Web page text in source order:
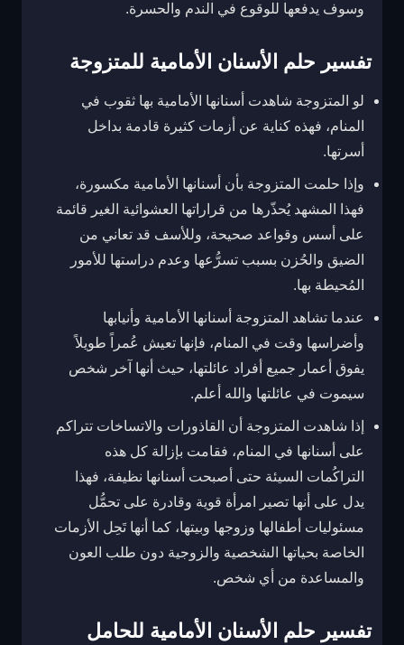
وسوف يدفعها للوقوع في الندم والحسرة.
تفسير حلم الأسنان الأمامية للمتزوجة
لو المتزوجة شاهدت أسنانها الأمامية بها ثقوب في
المنام، فهذه كناية عن أزمات كثيرة قادمة بداخل
أسرتها.
وإذا حلمت المتزوجة بأن أسنانها الأمامية مكسورة،
فهذا المشهد يُحذّرها من قراراتها العشوائية الغير قائمة
على أسس وقواعد صحيحة، وللأسف قد تعاني من
الضيق والحُزن بسبب تسرُّعها وعدم دراستها للأمور
المُحيطة بها.
عندما تشاهد المتزوجة أسنانها الأمامية وأنيابها
وأضراسها وقت في المنام، فإنها تعيش عُمراً طويلاً
يفوق أعمار جميع أفراد عائلتها، حيث أنها آخر شخص
سيموت في عائلتها والله أعلم.
إذا شاهدت المتزوجة أن القاذورات والاتساخات تتراكم
على أسنانها في المنام، فقامت بإزالة كل هذه
التراكُمات السيئة حتى أصبحت أسنانها نظيفة، فهذا
يدل على أنها تصير امرأة قوية وقادرة على تحمُّل
مسئوليات أطفالها وزوجها وبيتها، كما أنها تَحِل الأزمات
الخاصة بحياتها الشخصية والزوجية دون طلب العون
والمساعدة من أي شخص.
تفسير حلم الأسنان الأمامية للحامل